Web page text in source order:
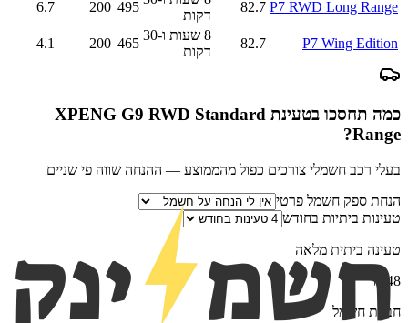
P7 RWD Long Range
82.7
דקות
495
200
6.7
P7 Wing Edition
82.7
8 שעות ו-30
דקות
465
200
4.1
כמה תחסכו בטעינת XPENG G9 RWD Standard
Range
?
בעלי רכב חשמלי צורכים כפול מהממוצע — ההנחה שווה פי שניים
הנחת ספק חשמל פרטי
טעינות ביתיות בחודש
טעינה ביתית מלאה
48
₪
חברת חשמל